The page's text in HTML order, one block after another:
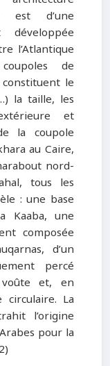
est d’une
développée
l’Atlantique
de
le
la taille, les
et
la coupole
au Caire,
nord-
tous les
: une base
Kaaba, une
composée
d’un
percé
et, en
La
l’origine
pour la